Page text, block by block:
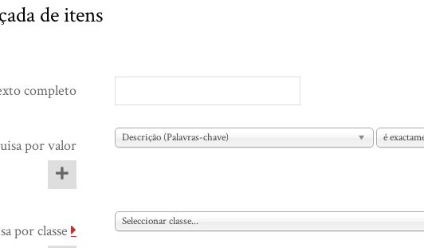
de itens
completo
por valor Descrição (Palavras-chave) é
por classe Seleccionar classe...